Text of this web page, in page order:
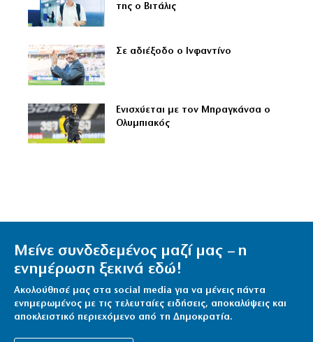
της ο Βιτάλις
Σε αδιέξοδο ο Ινφαντίνο
Ενισχύεται με τον Μπραγκάνσα ο
Ολυμπιακός
Μείνε συνδεδεμένος μαζί μας – η
ενημέρωση ξεκινά εδώ!
Ακολούθησέ μας στα social media για να μένεις πάντα
ενημερωμένος με τις τελευταίες ειδήσεις, αποκαλύψεις και
αποκλειστικό περιεχόμενο από τη Δημοκρατία.